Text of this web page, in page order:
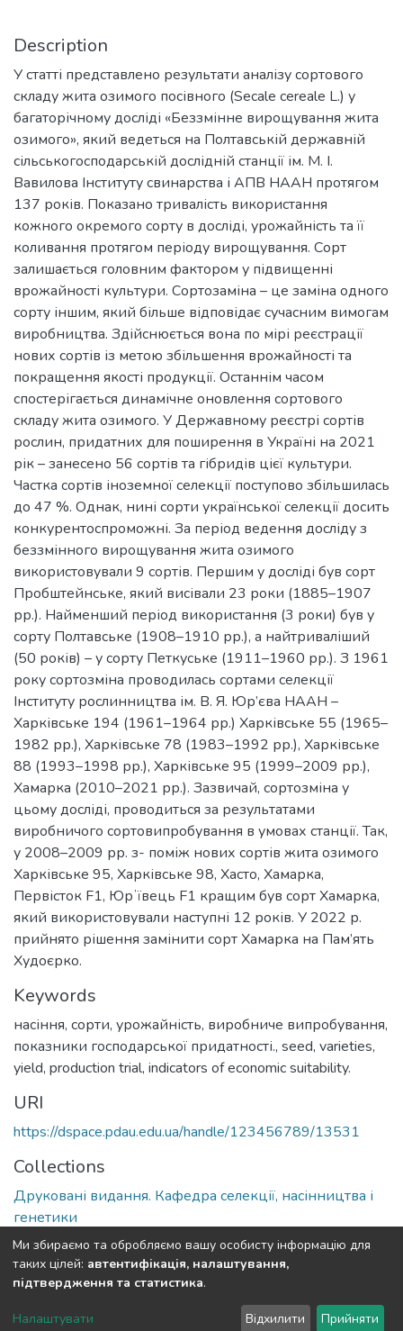
Description
У статті представлено результати аналізу сортового
складу жита озимого посівного (Secale cereale L.) у
багаторічному досліді «Беззмінне вирощування жита
озимого», який ведеться на Полтавській державній
сільськогосподарській дослідній станції ім. М. І.
Вавилова Інституту свинарства і АПВ НААН протягом
137 років. Показано тривалість використання
кожного окремого сорту в досліді, урожайність та її
коливання протягом періоду вирощування. Сорт
залишається головним фактором у підвищенні
врожайності культури. Сортозаміна – це заміна одного
сорту іншим, який більше відповідає сучасним вимогам
виробництва. Здійснюється вона по мірі реєстрації
нових сортів із метою збільшення врожайності та
покращення якості продукції. Останнім часом
спостерігається динамічне оновлення сортового
складу жита озимого. У Державному реєстрі сортів
рослин, придатних для поширення в Україні на 2021
рік – занесено 56 сортів та гібридів цієї культури.
Частка сортів іноземної селекції поступово збільшилась
до 47 %. Однак, нині сорти української селекції досить
конкурентоспроможні. За період ведення досліду з
беззмінного вирощування жита озимого
використовували 9 сортів. Першим у досліді був сорт
Пробштейнське, який висівали 23 роки (1885–1907
рр.). Найменший період використання (3 роки) був у
сорту Полтавське (1908–1910 рр.), а найтриваліший
(50 років) – у сорту Петкуське (1911–1960 рр.). З 1961
року сортозміна проводилась сортами селекції
Інституту рослинництва ім. В. Я. Юр’єва НААН –
Харківське 194 (1961–1964 рр.) Харківське 55 (1965–
1982 рр.), Харківське 78 (1983–1992 рр.), Харківське
88 (1993–1998 рр.), Харківське 95 (1999–2009 рр.),
Хамарка (2010–2021 рр.). Зазвичай, сортозміна у
цьому досліді, проводиться за результатами
виробничого сортовипробування в умовах станції. Так,
у 2008–2009 рр. з- поміж нових сортів жита озимого
Харківське 95, Харківське 98, Хасто, Хамарка,
Первісток F1, Юрʼївець F1 кращим був сорт Хамарка,
який використовували наступні 12 років. У 2022 р.
прийнято рішення замінити сорт Хамарка на Пам’ять
Худоєрко.
Keywords
насіння, сорти, урожайність, виробниче випробування,
показники господарської придатності., seed, varieties,
yield, production trial, indicators of economic suitability.
URI
https://dspace.pdau.edu.ua/handle/123456789/13531
Collections
Друковані видання. Кафедра селекції, насінництва і
генетики
Full item page
DSpace software copyright © 2002-2026 LYRASIS
Ми збираємо та обробляємо вашу особисту інформацію для
таких цілей: автентифікація, налаштування,
підтвердження та статистика.
Налаштувати Відхилити Прийняти